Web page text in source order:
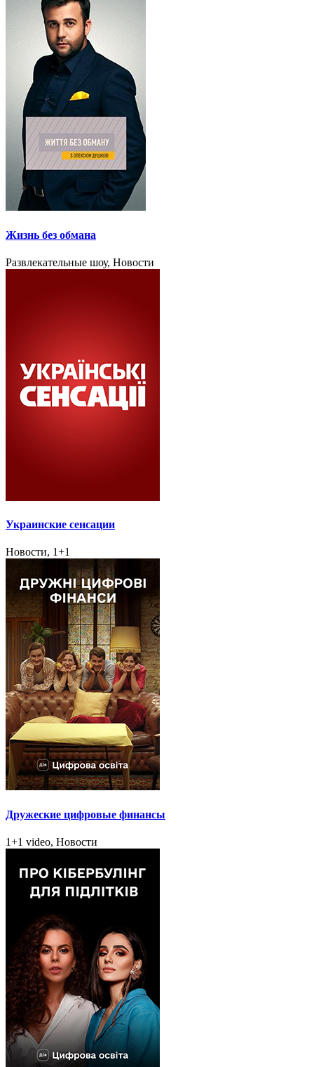
Жизнь без обмана
Развлекательные шоу, Новости
Украинские сенсации
Новости, 1+1
Дружеские цифровые финансы
1+1 video, Новости